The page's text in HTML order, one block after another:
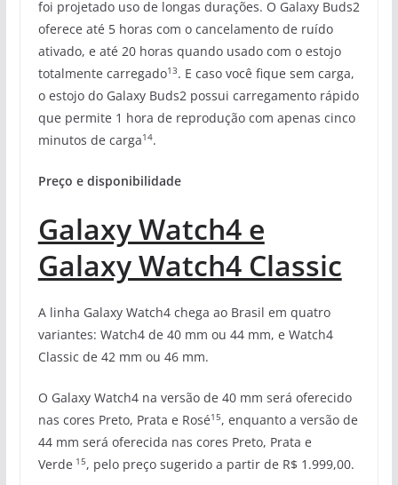
foi projetado uso de longas durações. O Galaxy Buds2
oferece até 5 horas com o cancelamento de ruído
ativado, e até 20 horas quando usado com o estojo
totalmente carregado13. E caso você fique sem carga,
o estojo do Galaxy Buds2 possui carregamento rápido
que permite 1 hora de reprodução com apenas cinco
minutos de carga14.
Preço e disponibilidade
Galaxy Watch4 e
Galaxy Watch4 Classic
A linha Galaxy Watch4 chega ao Brasil em quatro
variantes: Watch4 de 40 mm ou 44 mm, e Watch4
Classic de 42 mm ou 46 mm.
O Galaxy Watch4 na versão de 40 mm será oferecido
nas cores Preto, Prata e Rosé15, enquanto a versão de
44 mm será oferecida nas cores Preto, Prata e
Verde 15, pelo preço sugerido a partir de R$ 1.999,00.